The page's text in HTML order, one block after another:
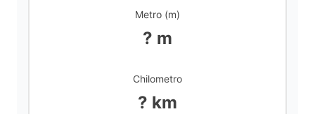
Metro (m)
? m
Chilometro
? km